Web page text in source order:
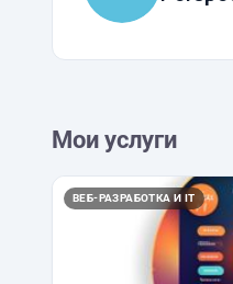
Мои услуги
ВЕБ-РАЗРАБОТКА И IT